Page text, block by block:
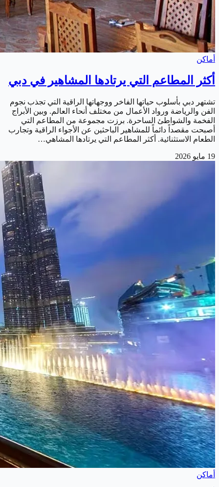
أماكن
أكثر المطاعم التي يرتادها المشاهير في دبي
تشتهر دبي بأسلوب حياتها الفاخر ووجهاتها الراقية التي تجذب نجوم
الفن والرياضة ورواد الأعمال من مختلف أنحاء العالم. وبين الأبراج
الفخمة والشواطئ الساحرة. برزت مجموعة من المطاعم التي
أصبحت مقصداً دائماً للمشاهير الباحثين عن الأجواء الراقية وتجارب
الطعام الاستثنائية. أكثر المطاعم التي يرتادها المشاهي…
19 مايو 2026
أماكن